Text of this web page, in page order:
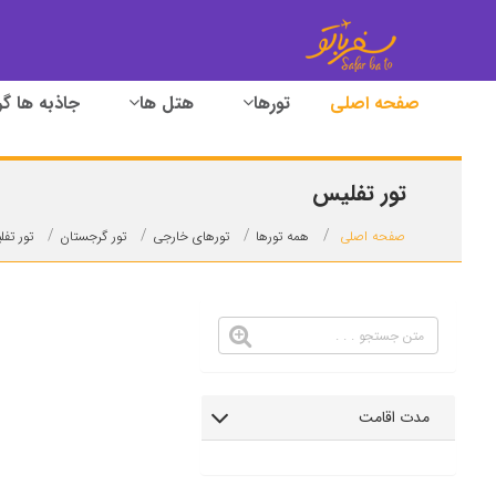
صفحه اصلی تورها هتل ها جاذبه ها
تور تفلیس
صفحه اصلی همه تورها تورهای خارجی تور گرجستان تور
مدت اقامت